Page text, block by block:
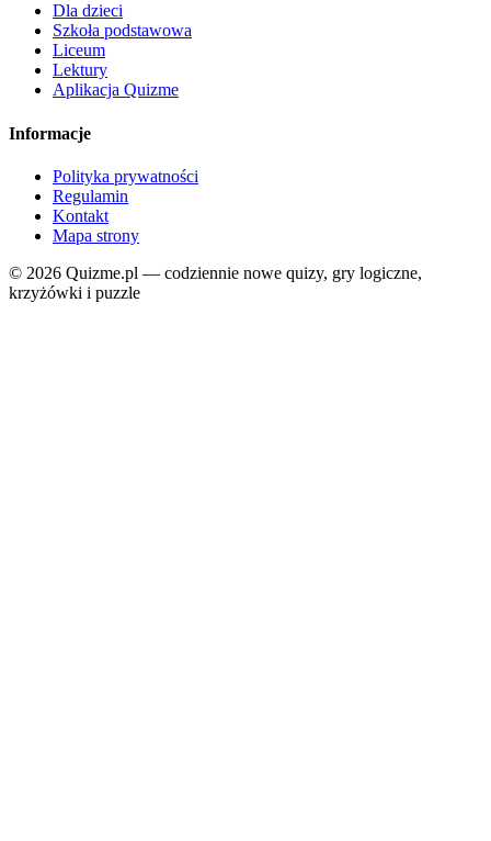
Dla dzieci
Szkoła podstawowa
Liceum
Lektury
Aplikacja Quizme
Informacje
Polityka prywatności
Regulamin
Kontakt
Mapa strony
© 2026 Quizme.pl — codziennie nowe quizy, gry logiczne,
krzyżówki i puzzle